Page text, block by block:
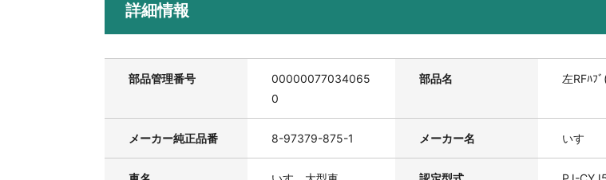
詳細情報
部品管理番号
00000077034065
0
部品名 左RFﾊﾌ
メーカー純正品番 8-97379-875-1 メーカー名 いすゞ